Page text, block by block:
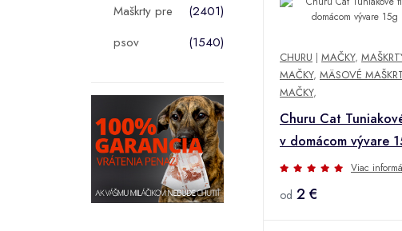
(2401)
Maškrty pre
psov
(1540)
CHURU | MAČKY,
MAČKY, MÄSOVÉ
MAČKY,
Churu Cat
v domácom vývare
Viac
od 2 €